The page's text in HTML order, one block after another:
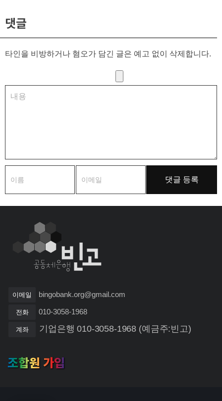
댓글
타인을 비방하거나 혐오가 담긴 글은 예고 없이 삭제합니다.
이메일 bingobank.org@gmail.com
전화 010-3058-1968
계좌 기업은행 010-3058-1968 (예금주:빈고)
조합원 가입